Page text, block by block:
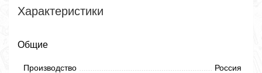
Характеристики
Общие
Производство
Россия